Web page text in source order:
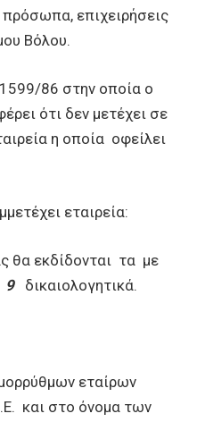
επιχειρήσεις
Βόλου.
86 στην οποία ο
ότι δεν μετέχει σε
η οποία οφείλει
εταιρεία:
θα εκδίδονται τα με
9 δικαιολογητικά.
εταίρων
και στο όνομα των